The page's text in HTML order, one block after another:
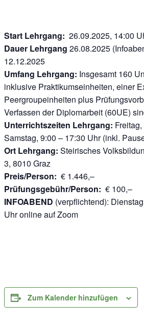
Start Lehrgang: 26.09.2025, 14:00
Dauer Lehrgang 26.08.2025
12.12.2025
Umfang Lehrgang: Insgesamt 160
inklusive Praktikumseinheiten, einer
Peergroupeinheiten plus
Verfassen der Diplomarbeit (60UE)
Unterrichtszeiten Lehrgang:
Samstag, 9:00 – 17:30 Uhr (inkl.
Ort Lehrgang: Steirisches
3, 8010 Graz
Preis/Person: € 1.446,–
Prüfungsgebühr/Person: € 100,–
INFOABEND (verpflichtend):
Uhr online auf Zoom
Zum Kalender hinzufügen